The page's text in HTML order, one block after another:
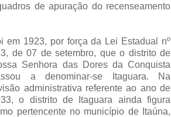
de apuração do recenseamento
em 1923, por força da Lei Estadual nº
de 07 de setembro, que o distrito de
Senhora das Dores da Conquista
a denominar-se Itaguara. Na
administrativa referente ao ano de
o distrito de Itaguara ainda figura
pertencente no município de Itaúna,